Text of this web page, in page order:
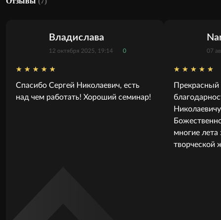
Владислава
12 октября 2025, 19:14 0
Спасибо Сергей Николаевич, есть
над чем работать! Хороший семинар!
07
Прекрасный
многие лета
творческой